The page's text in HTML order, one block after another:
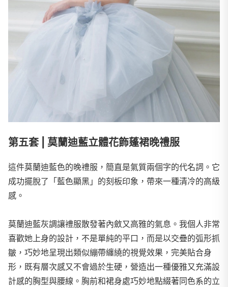
第五套 | 莫蘭迪藍立體花飾蓬裙晚禮服
這件莫蘭迪藍色的晚禮服，簡直是氣質兩個字的代名詞。它
成功擺脫了「藍色顯黑」的刻板印象，帶來一種清冷的高級
感。
莫蘭迪藍灰調讓禮服散發著內斂又高雅的氣息。我個人非常
喜歡她上身的設計，不是單純的平口，而是以交疊的弧形抓
皺，巧妙地呈現出類似繃帶纏繞的視覺效果，完美貼合身
形，既有層次感又不會過於生硬，營造出一種優雅又充滿設
計感的胸型與腰線。胸前和裙身處巧妙地點綴著同色系的立